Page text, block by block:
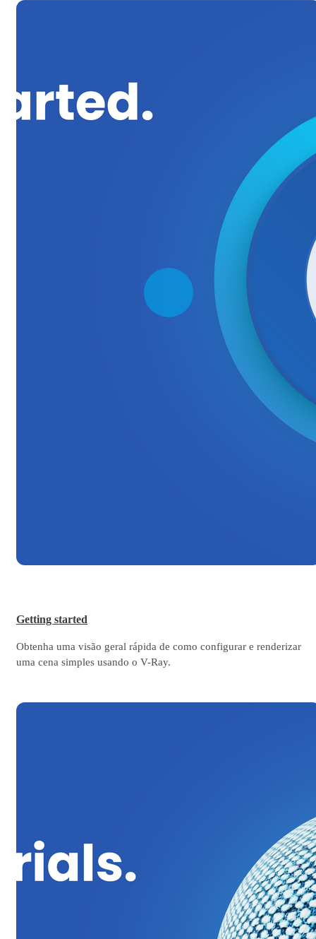
Getting started
Obtenha uma visão geral rápida de como configurar e renderizar
uma cena simples usando o V-Ray.